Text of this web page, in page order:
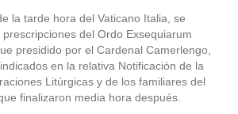
la tarde hora del Vaticano Italia, se
del Ordo Exsequiarum
presidido por el Cardenal Camerlengo,
en la relativa Notificación de la
Litúrgicas y de los familiares del
finalizaron media hora después.